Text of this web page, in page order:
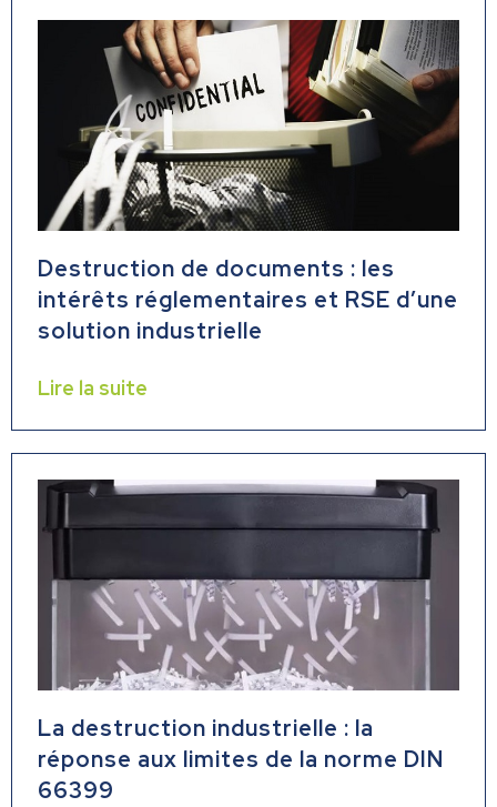
Destruction de documents : les
intérêts réglementaires et RSE d’une
solution industrielle
Lire la suite
La destruction industrielle : la
réponse aux limites de la norme DIN
66399